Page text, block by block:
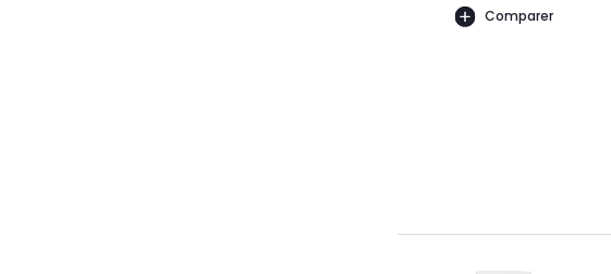
Comparer